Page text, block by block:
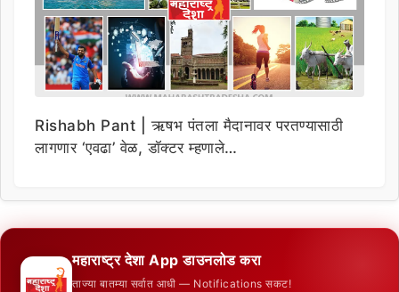
Rishabh Pant | ऋषभ पंतला मैदानावर परतण्यासाठी
लागणार ‘एवढा’ वेळ, डॉक्टर म्हणाले…
महाराष्ट्र देशा App डाउनलोड करा
ताज्या बातम्या सर्वात आधी — Notifications सकट!